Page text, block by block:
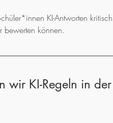
KI-Antworten
bewerten können.
wir KI-Regeln in